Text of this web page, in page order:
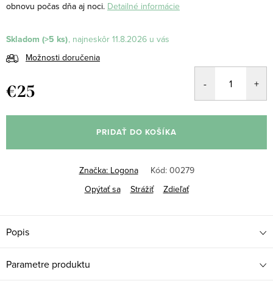
obnovu počas dňa aj noci. Detailné informácie
Skladom (>5 ks)
11.8.2026
Možnosti doručenia
€25
cena:
PRIDAŤ DO KOŠÍKA
Značka: Logona Kód: 00279
Opýtať sa
Strážiť Zdieľať
Popis
Parametre produktu